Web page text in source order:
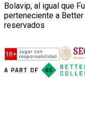
Bolavip, al igual que
perteneciente a
reservados